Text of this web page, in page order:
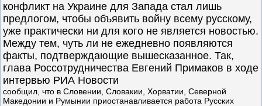
конфликт на Украине для Запада стал лишь
предлогом, чтобы объявить войну всему русскому,
уже практически ни для кого не является новостью.
Между тем, чуть ли не ежедневно появляются
факты, подтверждающие вышесказанное. Так,
глава Россотрудничества Евгений Примаков в ходе
интервью РИА Новости
сообщил, что в Словении, Словакии, Хорватии, Северной
Македонии и Румынии приостанавливается работа Русских